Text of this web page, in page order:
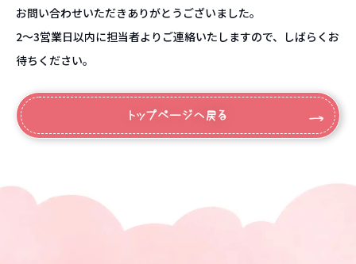
預かり保育
スタディールーム
(なかよしクラブ・スマイルひろば)
施設案内
お問い合わせいただきありがとうございました。
2〜3営業日以内に担当者よりご連絡いたしますので、しばらくお
待ちください。
トップページへ戻る